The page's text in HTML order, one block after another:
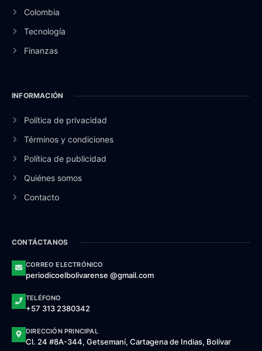
Colombia
Tecnología
Finanzas
INFORMACIÓN
Política de privacidad
Términos y condiciones
Política de publicidad
Quiénes somos
Contacto
CONTÁCTANOS
CORREO ELECTRÓNICO
periodicoelbolivarense @gmail.com
TELÉFONO
+57 313 2380342
DIRECCIÓN PRINCIPAL
Cl. 24 #8A-344, Getsemaní, Cartagena de Indias, Bolívar